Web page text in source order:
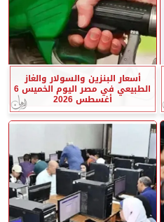
أسعار البنزين والسولار والغاز
الطبيعي في مصر اليوم الخميس 6
أغسطس 2026